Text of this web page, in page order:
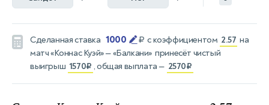
Сделанная ставка 1000 ₽ с коэффициентом 2.57 на
матч«Коннас Куэй» — «Балкани» принесёт чистый
выигрыш 1570₽ , общая выплата — 2570₽